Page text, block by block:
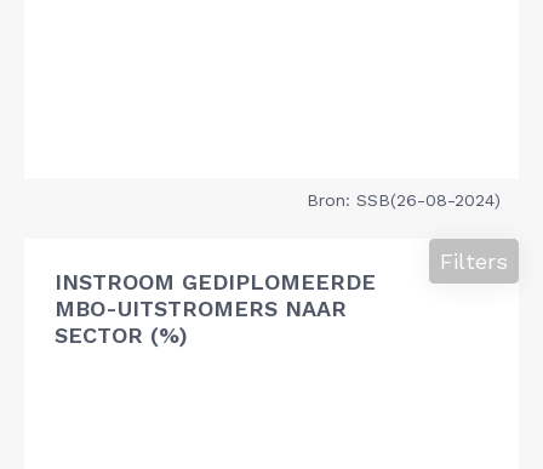
Bron: SSB(26-08-2024)
INSTROOM GEDIPLOMEERDE
MBO-UITSTROMERS NAAR
SECTOR (%)
Filters